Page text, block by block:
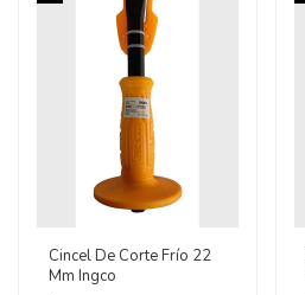
Cincel De Corte Frío 22
Mm Ingco